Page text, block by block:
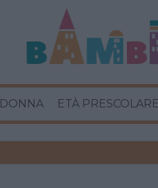
DONNA ETÀ PRESCOLARE